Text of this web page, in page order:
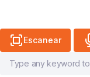
Escanear